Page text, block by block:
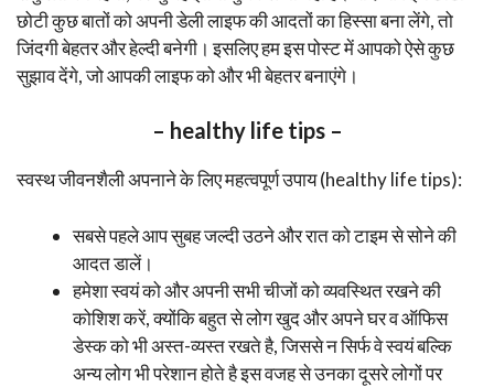
छोटी कुछ बातों को अपनी डेली लाइफ की आदतों का हिस्सा बना लेंगे, तो
जिंदगी बेहतर और हेल्दी बनेगी। इसलिए हम इस पोस्ट में आपको ऐसे कुछ
सुझाव देंगे, जो आपकी लाइफ को और भी बेहतर बनाएंगे।
– healthy life tips –
स्वस्थ जीवनशैली अपनाने के लिए महत्वपूर्ण उपाय (healthy life tips):
सबसे पहले आप सुबह जल्दी उठने और रात को टाइम से सोने की
आदत डालें।
हमेशा स्वयं को और अपनी सभी चीजों को व्यवस्थित रखने की
कोशिश करें, क्योंकि बहुत से लोग खुद और अपने घर व ऑफिस
डेस्क को भी अस्त-व्यस्त रखते है, जिससे न सिर्फ वे स्वयं बल्कि
अन्य लोग भी परेशान होते है इस वजह से उनका दूसरे लोगों पर